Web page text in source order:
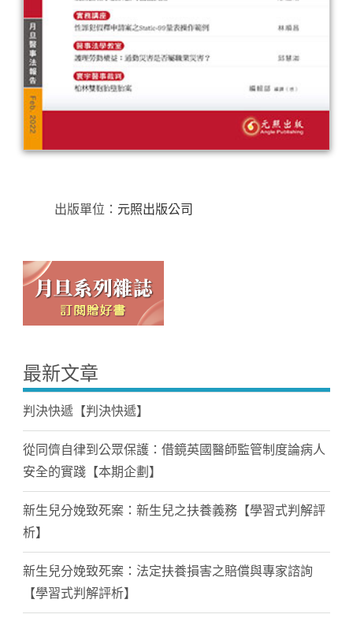
出版單位： 元照出版公司
最新文章
判決快遞【判決快遞】
從同儕自律到公眾保護：借鏡英國醫師監管制度論病人
安全的實踐【本期企劃】
新生兒分娩致死案：新生兒之扶養義務【學習式判解評
析】
新生兒分娩致死案：法定扶養損害之賠償與專家諮詢
【學習式判解評析】